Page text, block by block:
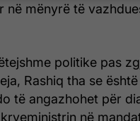
mënyrë të
politike pas
Rashiq tha se
të angazhohet për
në